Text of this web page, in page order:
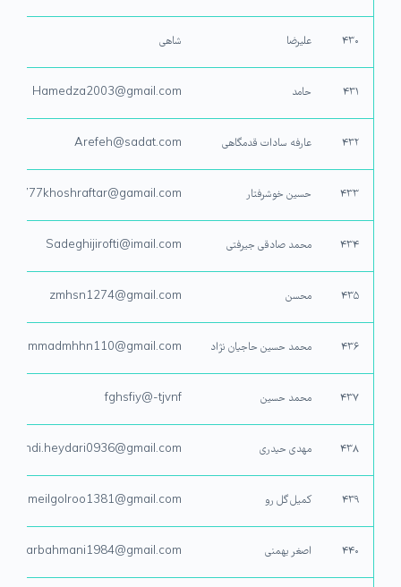
۴۳۰ علیرضا شاهی
۴۳۱ حامد Hamedza2003@gmail.com
۴۳۲ عارفه سادات قدمگاهی Arefeh@sadat.com
۴۳۳ حسین خوشرفتار 9777khoshraftar@gamail.com
۴۳۴ محمد صادقی جیرفتی Sadeghijirofti@imail.com
۴۳۵ محسن zmhsn1274@gmail.com‬‏
۴۳۶ محمد حسین حاجیان نژاد
۴۳۷ محمد حسین fghsfiy@-tjvnf
۴۳۸ مهدی حیدری mahdi.heydari0936@gmail.com
۴۳۹ کمیل گل رو komeilgolroo1381@gmail.com
۴۴۰ اصغر بهمنی